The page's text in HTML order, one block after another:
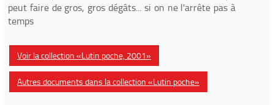
peut faire de gros, gros dégâts... si on ne l'arrête pas à
temps
Voir la collection «Lutin poche, 2001»
Autres documents dans la collection «Lutin poche»